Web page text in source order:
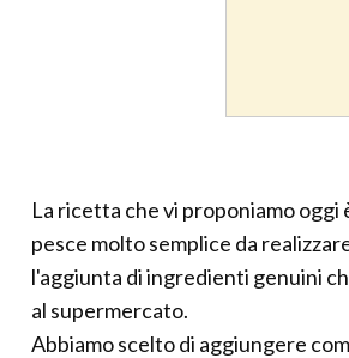
La ricetta che vi proponiamo oggi
pesce molto semplice da
l'aggiunta di ingredienti genuini
al supermercato.
Abbiamo scelto di aggiungere